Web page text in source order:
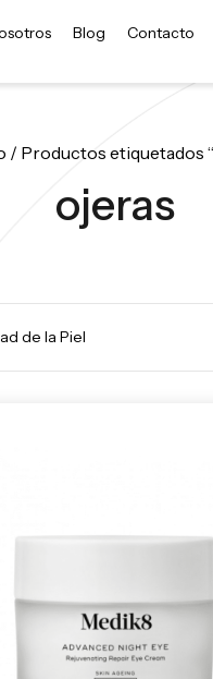
Blog Contacto
/ Productos etiquetados
ojeras